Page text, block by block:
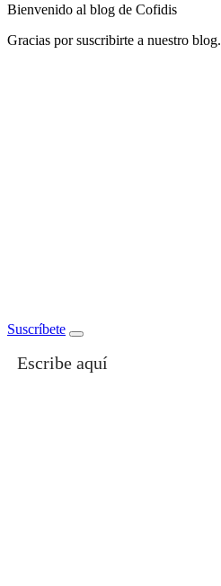
Bienvenido al blog de Cofidis
Gracias por suscribirte a nuestro blog.
Suscríbete